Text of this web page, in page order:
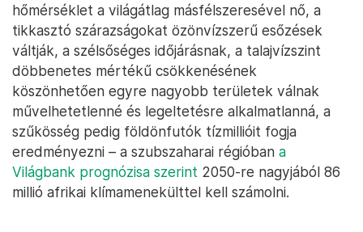
hőmérséklet a világátlag másfélszeresével nő, a
tikkasztó szárazságokat özönvízszerű esőzések
váltják, a szélsőséges időjárásnak, a talajvízszint
döbbenetes mértékű csökkenésének
köszönhetően egyre nagyobb területek válnak
művelhetetlenné és legeltetésre alkalmatlanná, a
szűkösség pedig földönfutók tízmillióit fogja
eredményezni – a szubszaharai régióban a
Világbank prognózisa szerint 2050-re nagyjából 86
millió afrikai klímamenekülttel kell számolni.